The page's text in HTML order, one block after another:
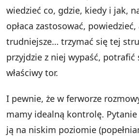
wiedzieć co, gdzie, kiedy i jak,
opłaca zastosować,
trudniejsze… trzymać się tej
przyjdzie z niej wypaść, potrafić
właściwy tor.
I pewnie, że w ferworze
mamy idealną kontrolę.
ją na niskim poziomie